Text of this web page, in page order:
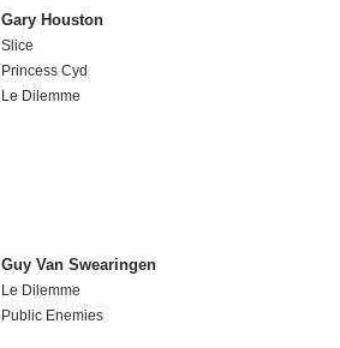
Gary Houston
Slice
Princess Cyd
Le Dilemme
Guy Van Swearingen
Le Dilemme
Public Enemies